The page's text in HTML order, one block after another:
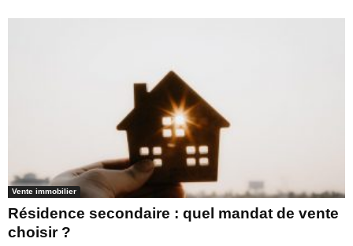
Vente immobilier
Résidence secondaire : quel mandat de vente
choisir ?